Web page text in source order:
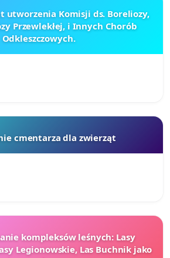
utworzenia Komisji ds. Boreliozy,
Przewlekłej, i Innych Chorób
Odkleszczowych.
cmentarza dla zwierząt
kompleksów leśnych: Lasy
Legionowskie, Las Buchnik jako